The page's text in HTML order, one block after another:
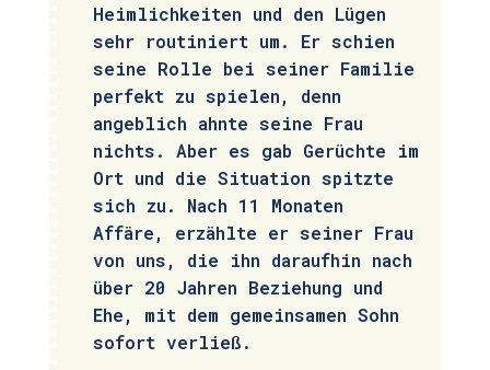
Heimlichkeiten und den Lügen
sehr routiniert um. Er schien
seine Rolle bei seiner Familie
perfekt zu spielen, denn
angeblich ahnte seine Frau
nichts. Aber es gab Gerüchte im
Ort und die Situation spitzte
sich zu. Nach 11 Monaten
Affäre, erzählte er seiner Frau
von uns, die ihn daraufhin nach
über 20 Jahren Beziehung und
Ehe, mit dem gemeinsamen Sohn
sofort verließ.